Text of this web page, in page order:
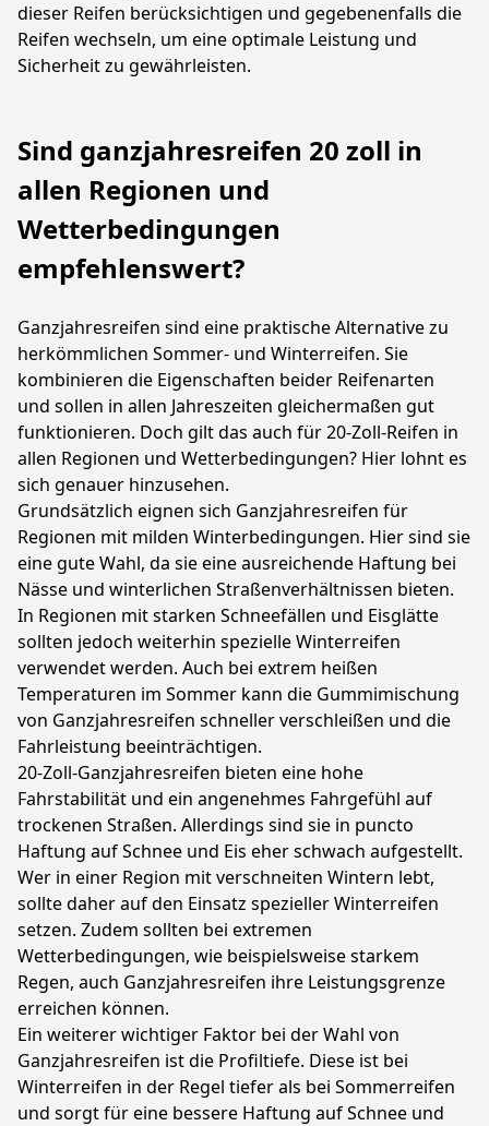
dieser Reifen berücksichtigen und gegebenenfalls die
Reifen wechseln, um eine optimale Leistung und
Sicherheit zu gewährleisten.
Sind ganzjahresreifen 20 zoll in
allen Regionen und
Wetterbedingungen
empfehlenswert?
Ganzjahresreifen sind eine praktische Alternative zu
herkömmlichen Sommer- und Winterreifen. Sie
kombinieren die Eigenschaften beider Reifenarten
und sollen in allen Jahreszeiten gleichermaßen gut
funktionieren. Doch gilt das auch für 20-Zoll-Reifen in
allen Regionen und Wetterbedingungen? Hier lohnt es
sich genauer hinzusehen.
Grundsätzlich eignen sich Ganzjahresreifen für
Regionen mit milden Winterbedingungen. Hier sind sie
eine gute Wahl, da sie eine ausreichende Haftung bei
Nässe und winterlichen Straßenverhältnissen bieten.
In Regionen mit starken Schneefällen und Eisglätte
sollten jedoch weiterhin spezielle Winterreifen
verwendet werden. Auch bei extrem heißen
Temperaturen im Sommer kann die Gummimischung
von Ganzjahresreifen schneller verschleißen und die
Fahrleistung beeinträchtigen.
20-Zoll-Ganzjahresreifen bieten eine hohe
Fahrstabilität und ein angenehmes Fahrgefühl auf
trockenen Straßen. Allerdings sind sie in puncto
Haftung auf Schnee und Eis eher schwach aufgestellt.
Wer in einer Region mit verschneiten Wintern lebt,
sollte daher auf den Einsatz spezieller Winterreifen
setzen. Zudem sollten bei extremen
Wetterbedingungen, wie beispielsweise starkem
Regen, auch Ganzjahresreifen ihre Leistungsgrenze
erreichen können.
Ein weiterer wichtiger Faktor bei der Wahl von
Ganzjahresreifen ist die Profiltiefe. Diese ist bei
Winterreifen in der Regel tiefer als bei Sommerreifen
und sorgt für eine bessere Haftung auf Schnee und